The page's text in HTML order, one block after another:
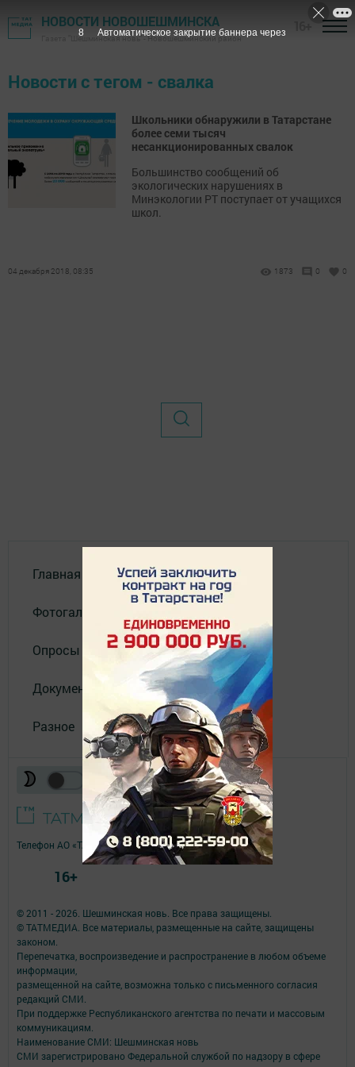
НОВОСТИ НОВОШЕШМИНСКА
Газета "Шешминская новь" - Новошешминский район
Новости с тегом - свалка
Школьники обнаружили в Татарстане
более семи тысяч
несанкционированных свалок
Большинство сообщений об
экологических нарушениях в
Минэкологии РТ поступает от учащихся
школ.
04 декабря 2018, 08:35 1873 0 0
Главная
Фотогалереи
Опросы
Документы
Разное
© 2011 - 2026. Шешминская новь. Все права защищены.
© ТАТМЕДИА. Все материалы, размещенные на сайте, защищены
законом.
Перепечатка, воспроизведение и распространение в любом объеме
информации,
размещенной на сайте, возможна только с письменного согласия
редакций СМИ.
При поддержке Республиканского агентства по печати и массовым
коммуникациям.
Наименование СМИ: Шешминская новь
СМИ зарегистрировано Федеральной службой по надзору в сфере
Телефон АО «ТАТМЕДИА»:(843) 222 09 84
16+
8 Автоматическое закрытие баннера через